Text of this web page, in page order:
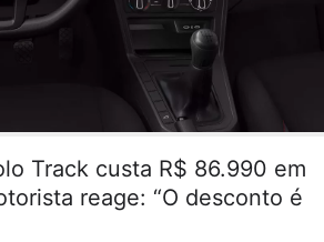
Track custa R$ 86.990 em
reage: “O desconto é